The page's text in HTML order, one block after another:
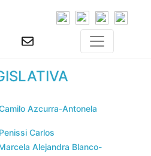
Azcurra-Antonela
Carlos
Alejandra Blanco-